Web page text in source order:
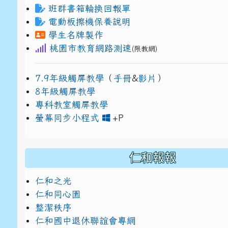
班群書箱輪換回報單
電動板擦機保養說明
學生名牌製作
桃園市教育網路測速 (限教網)
7.9年級觸屏教學 （ 手冊&影片 ）
8年級觸屏教學
專科教室觸屏教學
螢幕同步小程式
+Plink to https://
link to https://
仁和報報
仁和之光
仁和同心園
整潔秩序
仁和國中退休聯誼會專網